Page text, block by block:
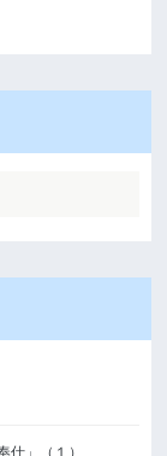
仕」（１）